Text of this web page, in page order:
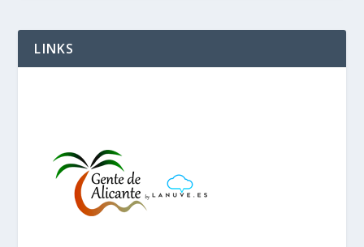
LINKS